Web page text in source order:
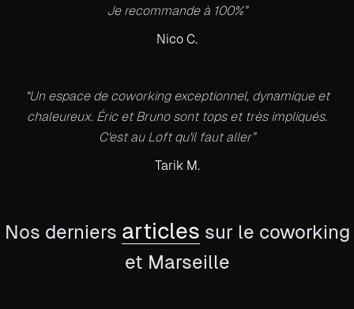
Je recommande à 100%”
Nico C.
“Un espace de coworking exceptionnel, dynamique et
chaleureux. Éric et Bruno sont tops et très impliqués.
C'est au Loft qu'il faut aller”
Tarik M.
Nos derniers articles sur le coworking
et Marseille